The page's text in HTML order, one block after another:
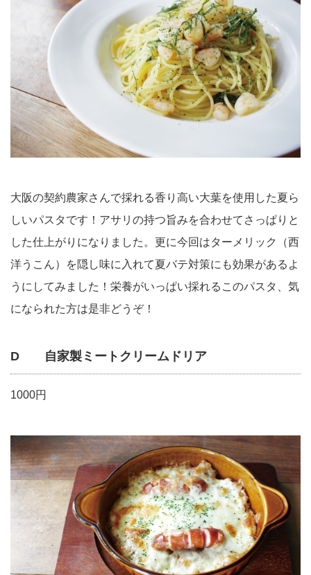
大阪の契約農家さんで採れる香り高い大葉を使用した夏ら
しいパスタです！アサリの持つ旨みを合わせてさっぱりと
した仕上がりになりました。更に今回はターメリック（西
洋うこん）を隠し味に入れて夏バテ対策にも効果があるよ
うにしてみました！栄養がいっぱい採れるこのパスタ、気
になられた方は是非どうぞ！
D 自家製ミートクリームドリア
1000円